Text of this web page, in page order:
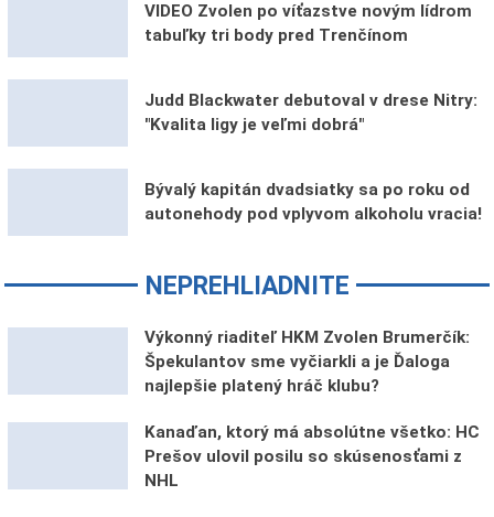
VIDEO Zvolen po víťazstve novým lídrom
tabuľky tri body pred Trenčínom
Judd Blackwater debutoval v drese Nitry:
"Kvalita ligy je veľmi dobrá"
Bývalý kapitán dvadsiatky sa po roku od
autonehody pod vplyvom alkoholu vracia!
NEPREHLIADNITE
Výkonný riaditeľ HKM Zvolen Brumerčík:
Špekulantov sme vyčiarkli a je Ďaloga
najlepšie platený hráč klubu?
Kanaďan, ktorý má absolútne všetko: HC
Prešov ulovil posilu so skúsenosťami z
NHL